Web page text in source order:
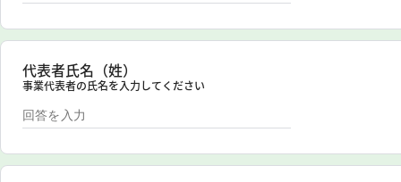
代表者氏名（姓）
事業代表者の氏名を入力してください